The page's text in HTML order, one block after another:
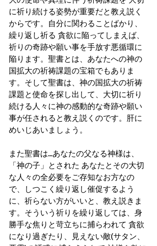
に祈り続ける姿勢が重要だと教え説く
からです。自分に関わることばかり、
繰り返し祈る 貪欲に陥ってしまえば、
祈りの奇跡や願い事を手放す悪循環に
陥ります。聖書とは、あなたへの神の
国拡大の祈祷課題の宝箱でもありま
す。そして聖書は、神の国拡大の祈祷
課題と使命を探し出して、大切に祈り
続ける人々に神の感動的な奇跡や願い
事が任されると教え説くのです。肝に
めいじあいましょう。
また聖書は...あなたの父なる神様は、
「神の子」とされた あなたとその大切
な人々の全必要をご存知なお方なの
で、しつこく繰り返し催促するよう
に、祈らない方がいいと、教え説きま
す。そういう祈りを繰り返しては、身
勝手な焦りと苛立ちに捕らわれて 貪欲
になり過ぎたり、見えない敵(サタン、